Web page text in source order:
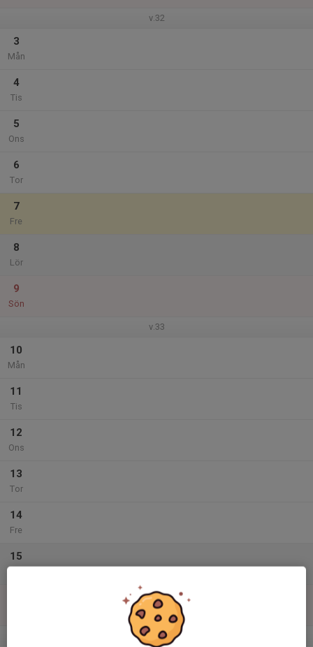
v.32
3
Mån
4
Tis
5
Ons
6
Tor
7
Fre
8
Lör
9
Sön
v.33
10
Mån
11
Tis
12
Ons
13
Tor
14
Fre
15
v.34